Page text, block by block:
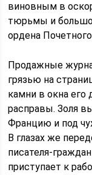
виновным в
тюрьмы и
ордена
Продажные
грязью на
камни в окна его
расправы. Золя
Францию и под
В глазах же
писателя-
приступает к